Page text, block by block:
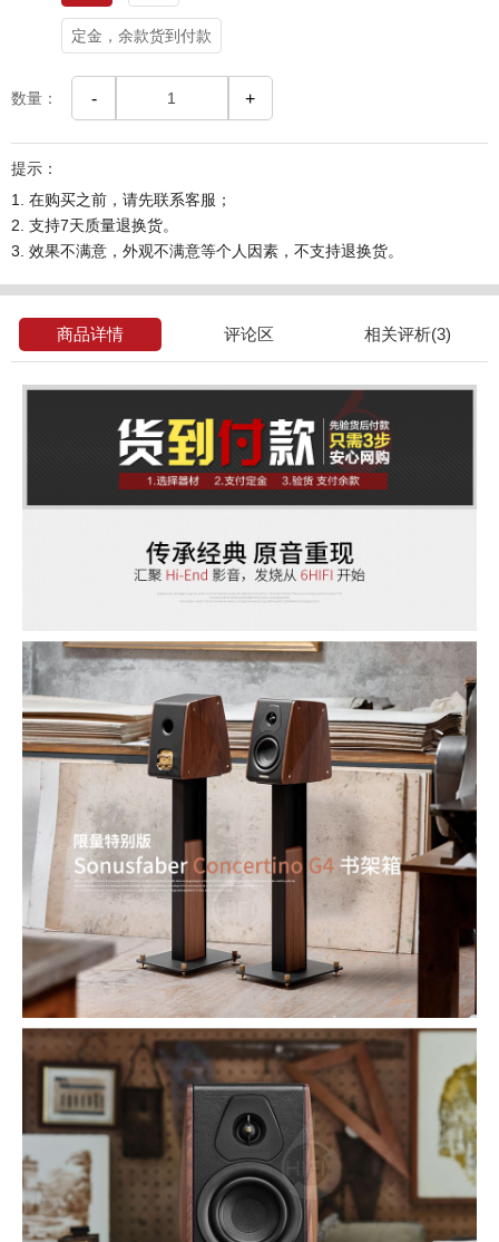
定金，余款货到付款
数量： - +
提示：
1. 在购买之前，请先联系客服；
2. 支持7天质量退换货。
3. 效果不满意，外观不满意等个人因素，不支持退换货。
商品详情 评论区 相关评析(3)